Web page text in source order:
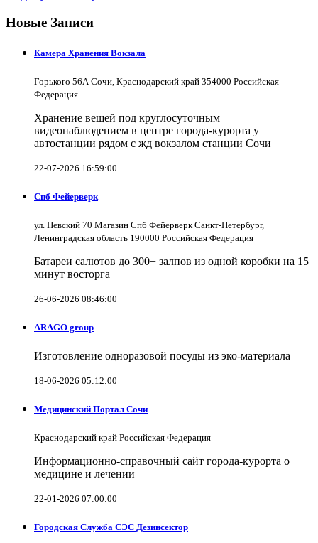
Новые Записи
Камера Хранения Вокзала
Горького 56А Сочи, Краснодарский край 354000 Российская
Федерация
Хранение вещей под круглосуточным
видеонаблюдением в центре города-курорта у
автостанции рядом с жд вокзалом станции Сочи
22-07-2026 16:59:00
Спб Фейерверк
ул. Невский 70 Магазин Спб Фейерверк Санкт-Петербург,
Ленинградская область 190000 Российская Федерация
Батареи салютов до 300+ залпов из одной коробки на 15
минут восторга
26-06-2026 08:46:00
ARAGO group
Изготовление одноразовой посуды из эко-материала
18-06-2026 05:12:00
Медицинский Портал Сочи
Краснодарский край Российская Федерация
Информационно-справочный сайт города-курорта о
медицине и лечении
22-01-2026 07:00:00
Городская Служба СЭС Дезинсектор